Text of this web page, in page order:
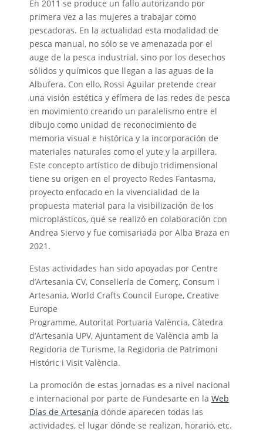
En 2011 se produce un fallo autorizando por
primera vez a las mujeres a trabajar como
pescadoras. En la actualidad esta modalidad de
pesca manual, no sólo se ve amenazada por el
auge de la pesca industrial, sino por los desechos
sólidos y químicos que llegan a las aguas de la
Albufera. Con ello, Rossi Aguilar pretende crear
una visión estética y efímera de las redes de pesca
en movimiento creando un paralelismo entre el
dibujo como unidad de reconocimiento de
memoria visual e histórica y la incorporación de
materiales naturales como el yute y la arpillera.
Este concepto artístico de dibujo tridimensional
tiene su origen en el proyecto Redes Fantasma,
proyecto enfocado en la vivencialidad de la
propuesta material para la visibilización de los
microplásticos, qué se realizó en colaboración con
Andrea Siervo y fue comisariada por Alba Braza en
2021.
Estas actividades han sido apoyadas por Centre
d’Artesania CV, Consellería de Comerç, Consum i
Artesania, World Crafts Council Europe, Creative
Europe
Programme, Autoritat Portuaria València, Càtedra
d’Artesania UPV, Ajuntament de València amb la
Regidoria de Turisme, la Regidoria de Patrimoni
Históric i Visit València.
La promoción de estas jornadas es a nivel nacional
e internacional por parte de Fundesarte en la Web
Días de Artesanía dónde aparecen todas las
actividades, el lugar dónde se realizan, horario, etc.